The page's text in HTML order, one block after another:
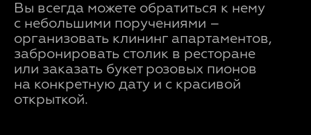
Вы всегда можете обратиться к нему
с небольшими поручениями –
организовать клининг апартаментов,
забронировать столик в ресторане
или заказать букет розовых пионов
на конкретную дату и с красивой
открыткой.